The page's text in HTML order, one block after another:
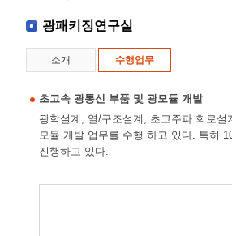
광패키징연구실
소개 수행업무
초고속 광통신 부품 및 광모듈 개발
광학설계, 열/구조설계, 초고주파 회로
모듈 개발 업무를 수행 하고 있다. 특히
진행하고 있다.